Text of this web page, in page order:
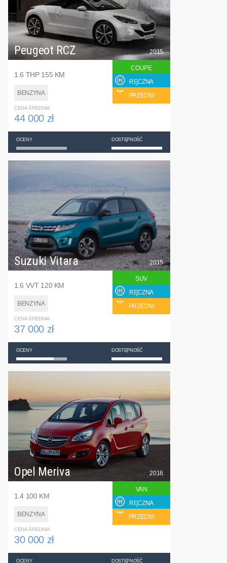
Peugeot RCZ
1.6 THP 155 KM
BENZYNA
2015
COUPE
RĘCZNA
PRZEDNI
CENA ŚREDNIA
44 000 zł
OCENY DOSTĘPNOŚĆ
Suzuki Vitara
1.6 VVT 120 KM
BENZYNA
2015
SUV
RĘCZNA
PRZEDNI
CENA ŚREDNIA
37 000 zł
OCENY DOSTĘPNOŚĆ
Opel Meriva
1.4 100 KM
BENZYNA
2016
VAN
RĘCZNA
PRZEDNI
CENA ŚREDNIA
30 000 zł
OCENY DOSTĘPNOŚĆ